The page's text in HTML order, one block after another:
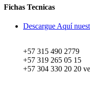
Fichas Tecnicas
Descargue Aquí
+57 315 490 2779
+57 319 265 05 15
+57 304 330 20 20